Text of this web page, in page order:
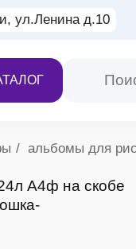
ул.Ленина д.10
альбомы для